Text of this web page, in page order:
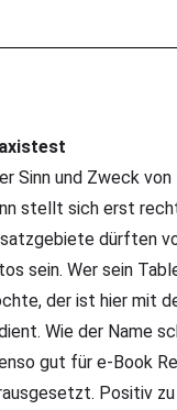
Sinn und Zweck
stellt sich erst
dürften
sein. Wer sein
der ist hier mit
Wie der Name
gut für e-Book
Positiv